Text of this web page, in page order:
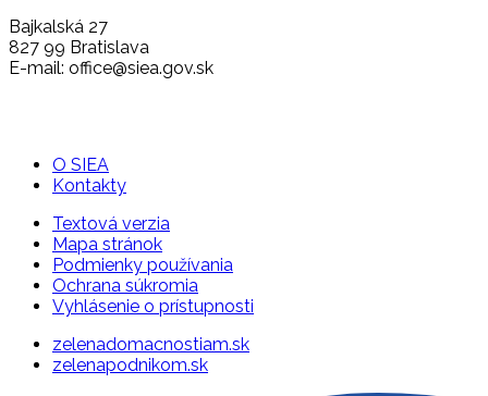
Bajkalská 27
827 99 Bratislava
E-mail: office@siea.gov.sk
O SIEA
Kontakty
Textová verzia
Mapa stránok
Podmienky používania
Ochrana súkromia
Vyhlásenie o prístupnosti
zelenadomacnostiam.sk
zelenapodnikom.sk